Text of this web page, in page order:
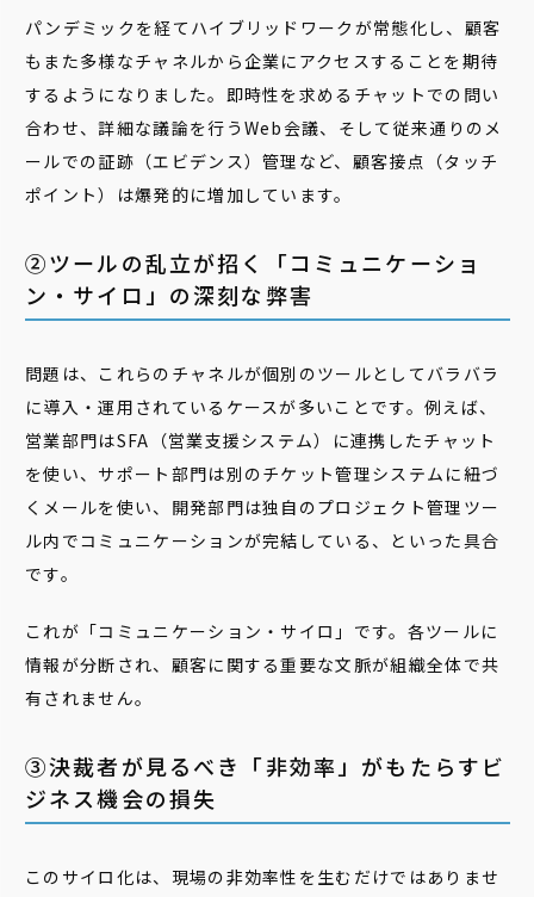
パンデミックを経てハイブリッドワークが常態化し、顧客
もまた多様なチャネルから企業にアクセスすることを期待
するようになりました。即時性を求めるチャットでの問い
合わせ、詳細な議論を行うWeb会議、そして従来通りのメ
ールでの証跡（エビデンス）管理など、顧客接点（タッチ
ポイント）は爆発的に増加しています。
②ツールの乱立が招く「コミュニケーショ
ン・サイロ」の深刻な弊害
問題は、これらのチャネルが個別のツールとしてバラバラ
に導入・運用されているケースが多いことです。例えば、
営業部門はSFA（営業支援システム）に連携したチャット
を使い、サポート部門は別のチケット管理システムに紐づ
くメールを使い、開発部門は独自のプロジェクト管理ツー
ル内でコミュニケーションが完結している、といった具合
です。
これが「コミュニケーション・サイロ」です。各ツールに
情報が分断され、顧客に関する重要な文脈が組織全体で共
有されません。
③決裁者が見るべき「非効率」がもたらすビ
ジネス機会の損失
このサイロ化は、現場の非効率性を生むだけではありませ